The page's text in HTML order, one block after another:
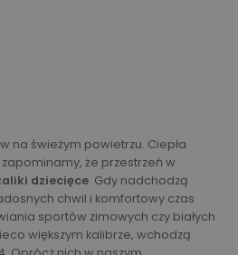
na świeżym powietrzu. Ciepła
że przestrzeń w
dziecięce. Gdy nadchodzą
chwil i komfortowy czas
sportów zimowych czy białych
większym kalibrze, wchodzą